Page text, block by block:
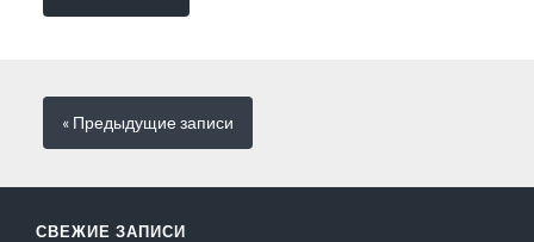
« Предыдущиезаписи
СВЕЖИЕ ЗАПИСИ